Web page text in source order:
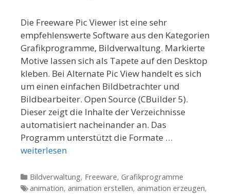
Die Freeware Pic Viewer ist eine sehr
empfehlenswerte Software aus den Kategorien
Grafikprogramme, Bildverwaltung. Markierte
Motive lassen sich als Tapete auf den Desktop
kleben. Bei Alternate Pic View handelt es sich
um einen einfachen Bildbetrachter und
Bildbearbeiter. Open Source (CBuilder 5).
Dieser zeigt die Inhalte der Verzeichnisse
automatisiert nacheinander an. Das
Programm unterstützt die Formate …
weiterlesen
Kategorien
Bildverwaltung, Freeware, Grafikprogramme
Tags
animation, animation erstellen, animation erzeugen,